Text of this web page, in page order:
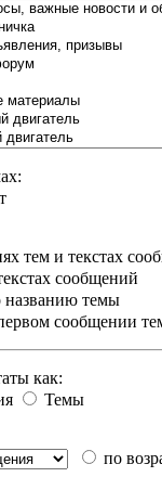
тем и текстах
сообщений
названию темы
сообщении
как:
Темы
по